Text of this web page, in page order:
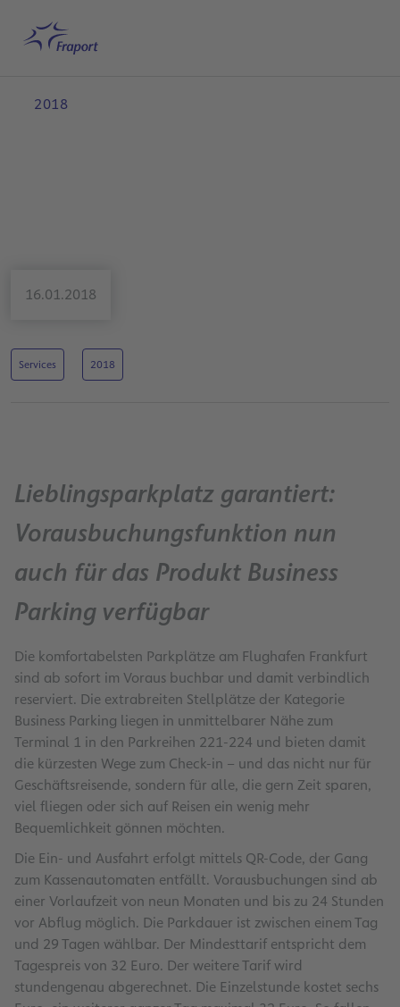
Startseite
2018
16.01.2018
Services 2018
Lieblingsparkplatz garantiert:
Vorausbuchungsfunktion nun
auch für das Produkt Business
Parking verfügbar
Die komfortabelsten Parkplätze am Flughafen Frankfurt
sind ab sofort im Voraus buchbar und damit verbindlich
reserviert. Die extrabreiten Stellplätze der Kategorie
Business Parking liegen in unmittelbarer Nähe zum
Terminal 1 in den Parkreihen 221-224 und bieten damit
die kürzesten Wege zum Check-in – und das nicht nur für
Geschäftsreisende, sondern für alle, die gern Zeit sparen,
viel fliegen oder sich auf Reisen ein wenig mehr
Bequemlichkeit gönnen möchten.
Die Ein- und Ausfahrt erfolgt mittels QR-Code, der Gang
zum Kassenautomaten entfällt. Vorausbuchungen sind ab
einer Vorlaufzeit von neun Monaten und bis zu 24 Stunden
vor Abflug möglich. Die Parkdauer ist zwischen einem Tag
und 29 Tagen wählbar. Der Mindesttarif entspricht dem
Tagespreis von 32 Euro. Der weitere Tarif wird
stundengenau abgerechnet. Die Einzelstunde kostet sechs